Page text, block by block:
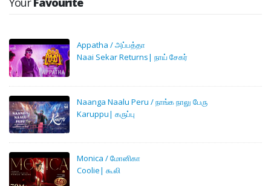
Appatha / அப்பத்தா
Naai Sekar Returns| நாய் சேகர்
Naanga Naalu Peru / நாங்க நாலு பேரு
Karuppu| கருப்பு
Monica / மோனிகா
Coolie| கூலி